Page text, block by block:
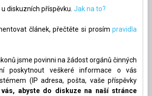
diskuzních příspěvku. Jak na to?
článek, přečtěte si prosímpravidla
jsme povinni na žádost orgánů činných
poskytnout veškeré informace o vás
(IP adresa, pošta, vaše příspěvky
vás, abyste do diskuze na naší stránce